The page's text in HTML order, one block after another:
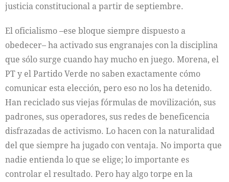
justicia constitucional a partir de septiembre.
El oficialismo –ese bloque siempre dispuesto a
obedecer– ha activado sus engranajes con la disciplina
que sólo surge cuando hay mucho en juego. Morena, el
PT y el Partido Verde no saben exactamente cómo
comunicar esta elección, pero eso no los ha detenido.
Han reciclado sus viejas fórmulas de movilización, sus
padrones, sus operadores, sus redes de beneficencia
disfrazadas de activismo. Lo hacen con la naturalidad
del que siempre ha jugado con ventaja. No importa que
nadie entienda lo que se elige; lo importante es
controlar el resultado. Pero hay algo torpe en la